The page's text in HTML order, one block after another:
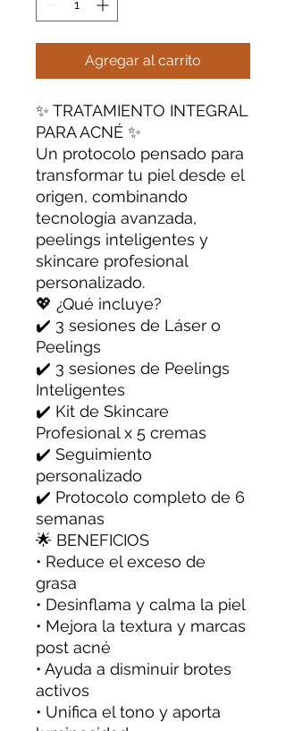
Agregar al carrito
✨ TRATAMIENTO INTEGRAL
PARA ACNÉ ✨
Un protocolo pensado para
transformar tu piel desde el
origen, combinando
tecnología avanzada,
peelings inteligentes y
skincare profesional
personalizado.
💖 ¿Qué incluye?
✔️ 3 sesiones de Láser o
Peelings
✔️ 3 sesiones de Peelings
Inteligentes
✔️ Kit de Skincare
Profesional x 5 cremas
✔️ Seguimiento
personalizado
✔️ Protocolo completo de 6
semanas
🌟 BENEFICIOS
• Reduce el exceso de
grasa
• Desinflama y calma la piel
• Mejora la textura y marcas
post acné
• Ayuda a disminuir brotes
activos
• Unifica el tono y aporta